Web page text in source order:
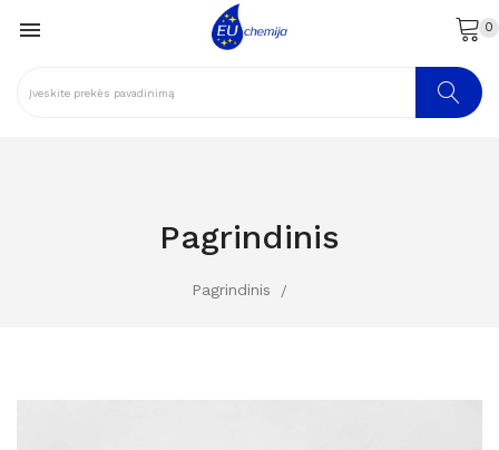
 0
Pagrindinis
Pagrindinis